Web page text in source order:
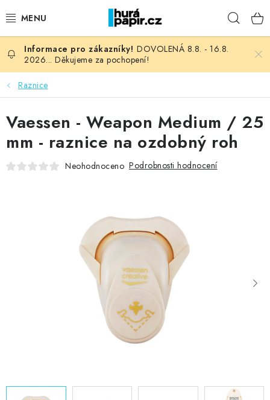
na
NOVINKY
HURÁ DÍLNA
VŠECHNO ZBOŽÍ
KNIHAŘSKÝ MATERIÁL
MOJE OBJEDNÁVKA
Moje objednávka
Jak nakupovat
DOVOLENÁ 8.8. - 16.8.
2026... Děkujeme za pochopení!
Raznice
Vaessen - Weapon Medium / 25
mm - raznice na ozdobný roh
Neohodnoceno Podrobnosti hodnocení